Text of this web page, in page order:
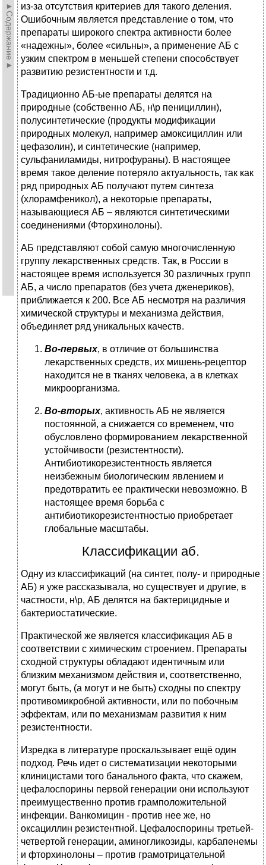
►Содержание►
из-за отсутствия критериев для такого деления.
Ошибочным является представление о том, что
препараты широкого спектра активности более
«надежны», более «сильны», а применение АБ с
узким спектром в меньшей степени способствует
развитию резистентности и т.д.
Традиционно АБ-ые препараты делятся на
природные (собственно АБ, н\р пенициллин),
полусинтетические (продукты модификации
природных молекул, например амоксициллин или
цефазолин), и синтетические (например,
сульфаниламиды, нитрофураны). В настоящее
время такое деление потеряло актуальность, так как
ряд природных АБ получают путем синтеза
(хлорамфеникол), а некоторые препараты,
называющиеся АБ – являются синтетическими
соединениями (Фторхинолоны).
АБ представляют собой самую многочисленную
группу лекарственных средств. Так, в России в
настоящее время используется 30 различных групп
АБ, а число препаратов (без учета дженериков),
приближается к 200. Все АБ несмотря на различия
химической структуры и механизма действия,
объединяет ряд уникальных качеств.
Во-первых, в отличие от большинства
лекарственных средств, их мишень-рецептор
находится не в тканях человека, а в клетках
микроорганизма.
Во-вторых, активность АБ не является
постоянной, а снижается со временем, что
обусловлено формированием лекарственной
устойчивости (резистентности).
Антибиотикорезистентность является
неизбежным биологическим явлением и
предотвратить ее практически невозможно. В
настоящее время борьба с
антибиотикорезистентностью приобретает
глобальные масштабы.
Классификации аб.
Одну из классификаций (на синтет, полу- и природные
АБ) я уже рассказывала, но существует и другие, в
частности, н\р, АБ делятся на бактерицидные и
бактериостатические.
Практической же является классификация АБ в
соответствии с химическим строением. Препараты
сходной структуры обладают идентичным или
близким механизмом действия и, соответственно,
могут быть, (а могут и не быть) сходны по спектру
противомикробной активности, или по побочным
эффектам, или по механизмам развития к ним
резистентности.
Изредка в литературе проскальзывает ещё один
подход. Речь идет о систематизации некоторыми
клиницистами того банального факта, что скажем,
цефалоспорины первой генерации они используют
преимущественно против грамположительной
инфекции. Ванкомицин - против нее же, но
оксациллин резистентной. Цефалоспорины третьей-
четвертой генерации, аминогликозиды, карбапенемы
и фторхинолоны – против грамотрицательной